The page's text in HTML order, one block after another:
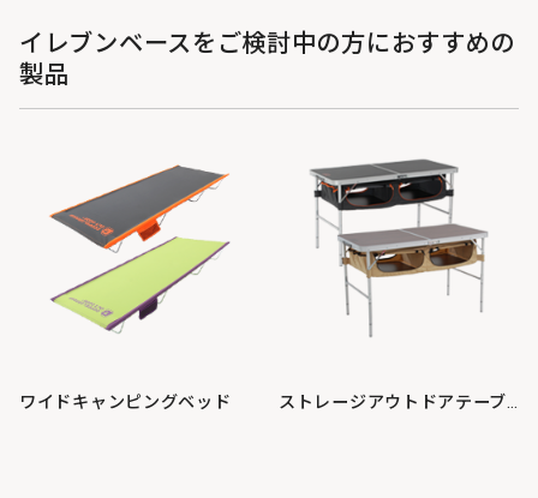
イレブンベースをご検討中の方におすすめの
製品
ワイドキャンピングベッド ストレージアウトドアテーブル